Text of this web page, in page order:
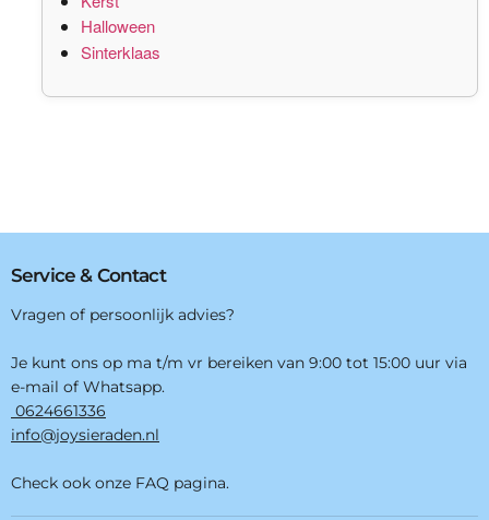
Halloween
Sinterklaas
Service & Contact
Vragen of persoonlijk advies?
Je kunt ons op ma t/m vr bereiken van 9:00 tot 15:00 uur via
e-mail of Whatsapp.
0624661336
info@joysieraden.nl
Check ook onze FAQ pagina.